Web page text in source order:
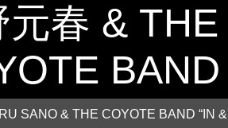
元春 & THE
BAND
SANO & THE COYOTE BAND “IN